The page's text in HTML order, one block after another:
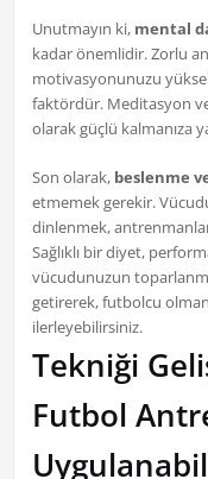
Unutmayın ki, mental
kadar önemlidir. Zorlu
motivasyonunuzu
faktördür. Meditasyon
olarak güçlü kalmanıza
Son olarak, beslenme
etmemek gerekir.
dinlenmek,
Sağlıklı bir diyet,
vücudunuzun
getirerek, futbolcu
ilerleyebilirsiniz.
Tekniği
Futbol